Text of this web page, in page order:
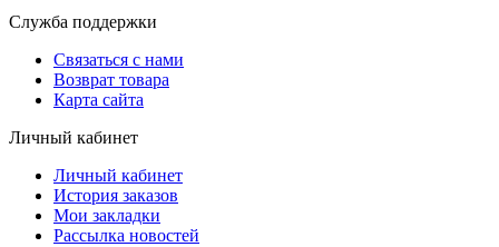
Служба поддержки
Связаться с нами
Возврат товара
Карта сайта
Личный кабинет
Личный кабинет
История заказов
Мои закладки
Рассылка новостей